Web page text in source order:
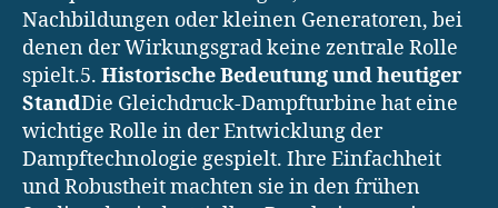
Nachbildungen oder kleinen Generatoren, bei
denen der Wirkungsgrad keine zentrale Rolle
spielt.5. Historische Bedeutung und heutiger
StandDie Gleichdruck-Dampfturbine hat eine
wichtige Rolle in der Entwicklung der
Dampftechnologie gespielt. Ihre Einfachheit
und Robustheit machten sie in den frühen